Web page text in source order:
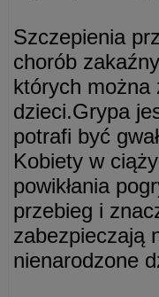
Szczepienia
chorób
których można
dzieci.Grypa
potrafi być
Kobiety w
powikłania
przebieg i
zabezpieczają
nienarodzone